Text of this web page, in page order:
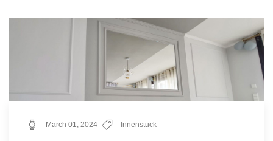
March 01, 2024 Innenstuck